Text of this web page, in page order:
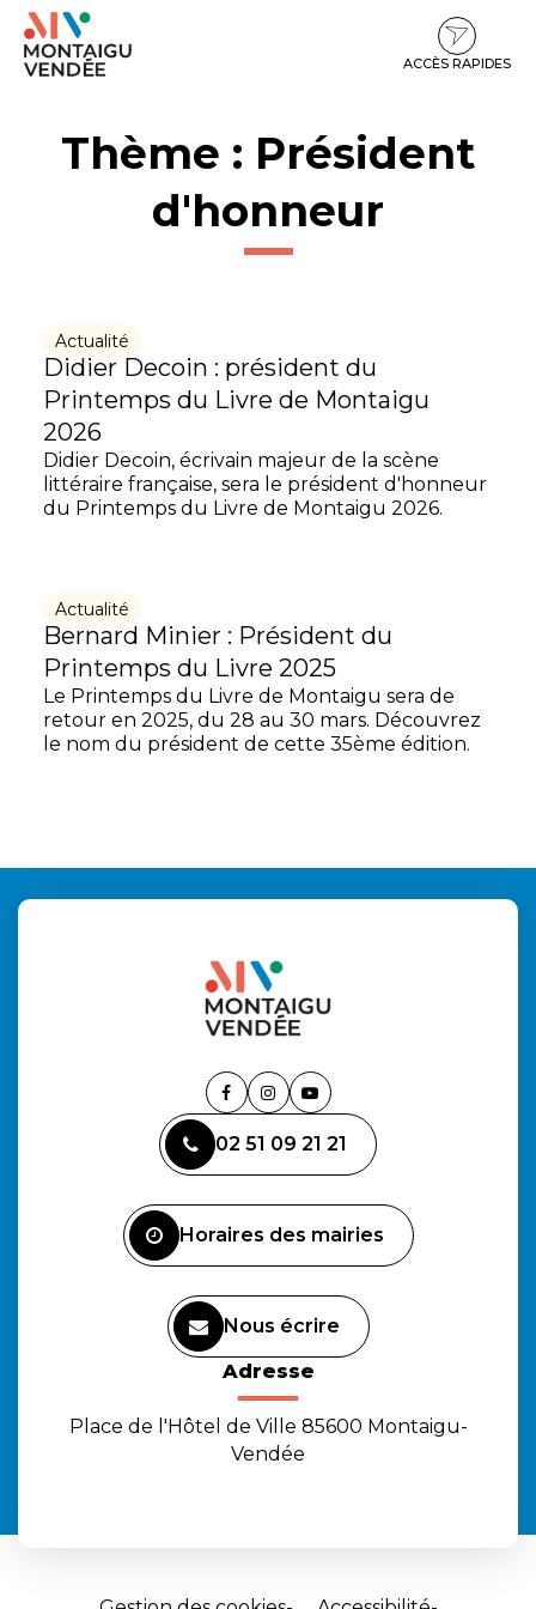
Gestion des traceurs
Aller
Aller
contenu
Aller
pied
ACCÈS RAPIDES
Thème : Président
d'honneur
Actualité
Didier Decoin : président du
Printemps du Livre de Montaigu
2026
Didier Decoin, écrivain majeur de la scène
littéraire française, sera le président d'honneur
du Printemps du Livre de Montaigu 2026.
Actualité
Bernard Minier : Président du
Printemps du Livre 2025
Le Printemps du Livre de Montaigu sera de
retour en 2025, du 28 au 30 mars. Découvrez
le nom du président de cette 35ème édition.
Lien
le
compte
Lien
le
compte
Lien
la
chaîne
02 51 09 21 21
Horaires des mairies
Nous écrire
Adresse
Place de l'Hôtel de Ville 85600 Montaigu-
Vendée